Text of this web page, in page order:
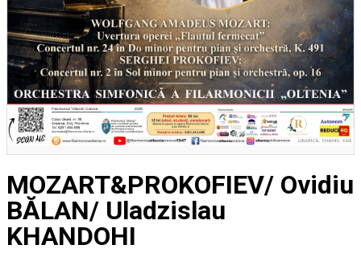
MOZART&PROKOFIEV/ Ovidiu
BĂLAN/ Uladzislau
KHANDOHI